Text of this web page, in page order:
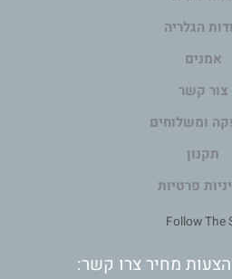
הגלריה
אמנים
צור קשר
ומשלוחים
תקנון
פרטיות
מחיר צרו קשר: